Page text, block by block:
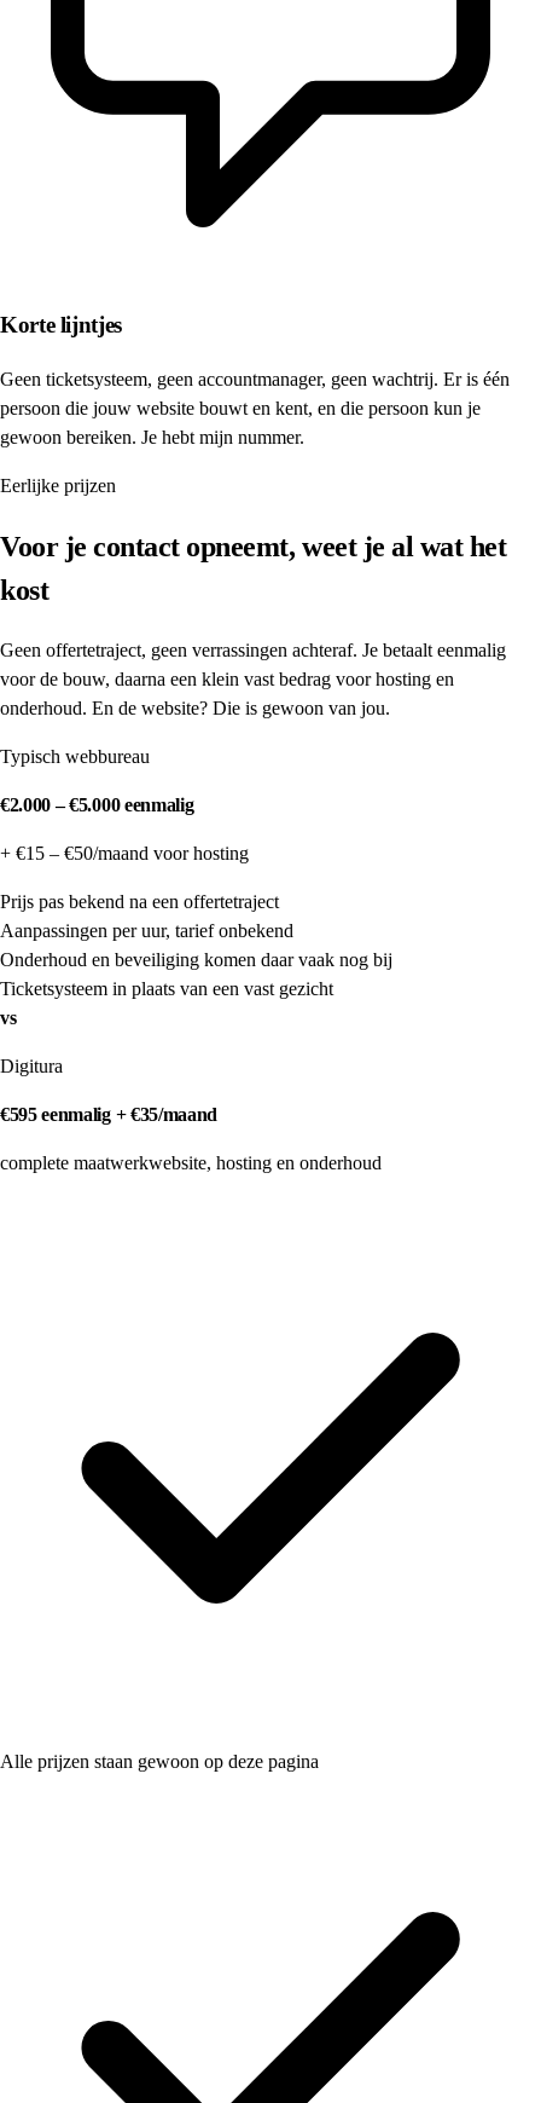
Korte lijntjes
Geen ticketsysteem, geen accountmanager, geen wachtrij. Er is één
persoon die jouw website bouwt en kent, en die persoon kun je
gewoon bereiken. Je hebt mijn nummer.
Eerlijke prijzen
Voor je contact opneemt, weet je al wat het
kost
Geen offertetraject, geen verrassingen achteraf. Je betaalt eenmalig
voor de bouw, daarna een klein vast bedrag voor hosting en
onderhoud. En de website? Die is gewoon van jou.
Typisch webbureau
€2.000 – €5.000 eenmalig
+ €15 – €50/maand voor hosting
Prijs pas bekend na een offertetraject
Aanpassingen per uur, tarief onbekend
Onderhoud en beveiliging komen daar vaak nog bij
Ticketsysteem in plaats van een vast gezicht
vs
Digitura
€595 eenmalig + €35/maand
complete maatwerkwebsite, hosting en onderhoud
Alle prijzen staan gewoon op deze pagina